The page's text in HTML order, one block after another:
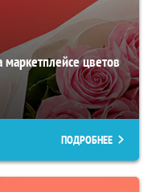
цветов
ПОДРОБНЕЕ